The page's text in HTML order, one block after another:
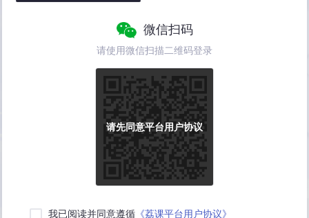
微信扫码
请使用微信扫描二维码登录
请先同意平台用户协议
我已阅读并同意遵循 《荔课平台用户协议》